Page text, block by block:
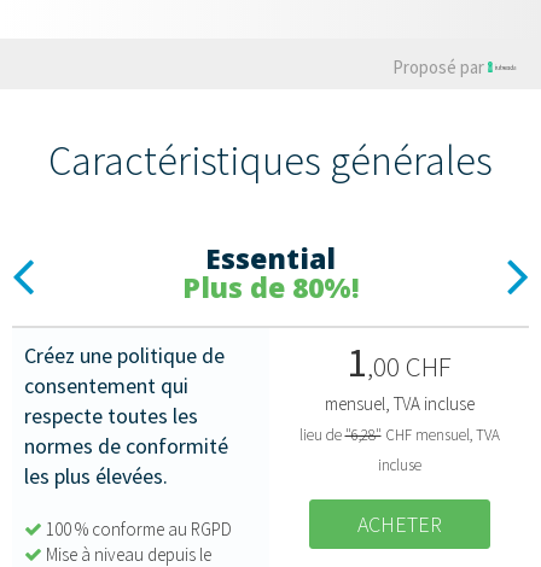
Proposé par
Caractéristiques générales
Essential
Plus de 80%!
Créez une politique de
consentement qui
respecte toutes les
normes de conformité
les plus élevées.
100 % conforme au RGPD
Mise à niveau depuis le
1,00 CHF
mensuel, TVA incluse
lieu de"6,28"CHF mensuel, TVA
incluse
ACHETER